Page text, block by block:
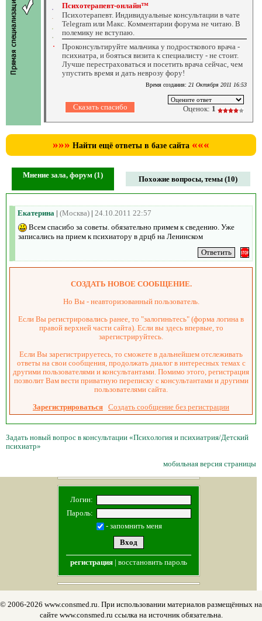
Психотерапевт-онлайн™
Психотерапевт. Индивидуальные консультации в чате
Telegram или Макс. Комментарии форума не читаю. В
полемику не вступаю.
Проконсультируйте мальчика у подросткового врача -
психиатра, и бояться визита к специалисту - не стоит.
Лучше перестраховаться и посетить врача сейчас, чем
упустить время и дать неврозу фору!
Время создания: 21 Октября 2011 16:53
Оценок: 1
»»» Найти ещё ответы в базе сайта «««
Мнение зала, форум (1) Похожие вопросы, темы (10)
Екатерина | (Москва) | 24.10.2011 22:57
Всем спасибо за советы. обязательно примем к сведению. Уже
записались на прием к психиатору в дрцб на Ленинском
СОЗДАТЬ НОВОЕ СООБЩЕНИЕ.
Но Вы - неавторизованный пользователь.
Если Вы регистрировались ранее, то "залогиньтесь" (форма логина в
правой верхней части сайта). Если вы здесь впервые, то
зарегистрируйтесь.
Если Вы зарегистрируетесь, то сможете в дальнейшем отслеживать
ответы на свои сообщения, продолжать диалог в интересных темах с
другими пользователями и консультантами. Помимо этого, регистрация
позволит Вам вести приватную переписку с консультантами и другими
пользователями сайта.
Зарегистрироваться Создать сообщение без регистрации
Задать новый вопрос в консультации «Психология и психиатрия/Детский
психиатр»
мобильная версия страницы
Логин:
Пароль:
- запомнить меня
регистрация| восстановить пароль
© 2006-2026 www.consmed.ru. При использовании материалов размещённых на
сайте www.consmed.ru ссылка на источник обязательна.